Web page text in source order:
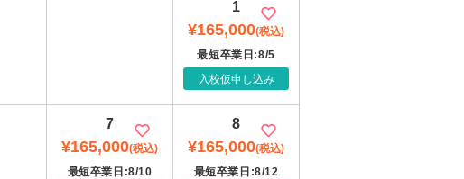
1
¥165,000(税込)
最短卒業日:8/5
入校仮申し込み
7
¥165,000(税込)
最短卒業日:8/10
8
¥165,000(税込)
最短卒業日:8/12